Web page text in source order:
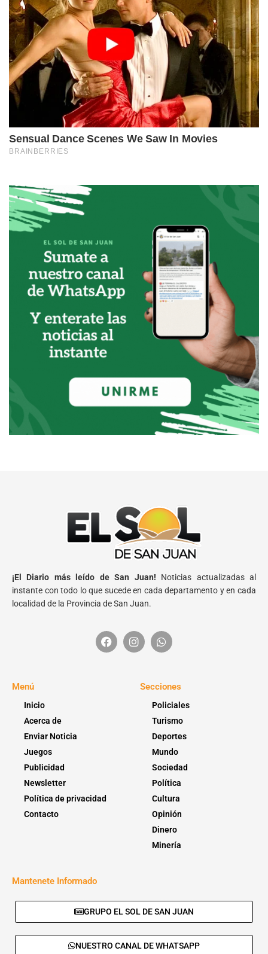
¡El Diario más leído de San Juan! Noticias actualizadas al
instante con todo lo que sucede en cada departamento y en cada
localidad de la Provincia de San Juan.
Menú
Inicio
Acerca de
Enviar Noticia
Juegos
Publicidad
Newsletter
Política de privacidad
Contacto
Secciones
Policiales
Turismo
Deportes
Mundo
Sociedad
Política
Cultura
Opinión
Dinero
Minería
Mantenete Informado
GRUPO EL SOL DE SAN JUAN
NUESTRO CANAL DE WHATSAPP